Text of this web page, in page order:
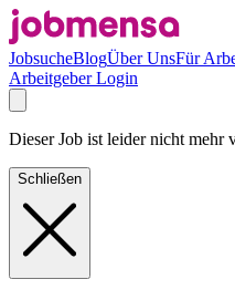
JobsucheBlogÜber UnsFür
Arbeitgeber Login
Dieser Job ist leider nicht mehr
Schließen